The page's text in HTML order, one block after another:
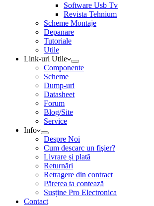
Software Usb Tv
Revista Tehnium
Scheme Montaje
Depanare
Tutoriale
Utile
Link-uri Utile
Componente
Scheme
Dump-uri
Datasheet
Forum
Blog/Site
Service
Info
Despre Noi
Cum descarc un fişier?
Livrare și plată
Returnări
Retragere din contract
Părerea ta contează
Susține Pro Electronica
Contact